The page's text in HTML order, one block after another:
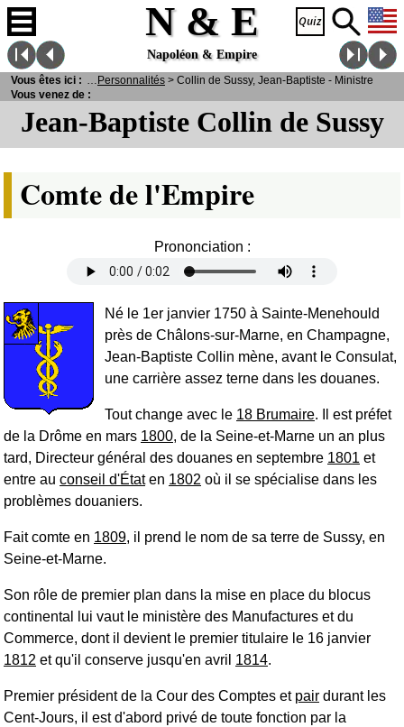
N & E
Napoléon & Empire
Jean-Baptiste Collin de Sussy
Comte de l'Empire
Prononciation :
Né le 1er janvier 1750 à Sainte-Menehould
près de Châlons-sur-Marne, en Champagne,
Jean-Baptiste Collin mène, avant le Consulat,
une carrière assez terne dans les douanes.
Tout change avec le 18 Brumaire. Il est préfet
de la Drôme en mars 1800, de la Seine-et-Marne un an plus
tard, Directeur général des douanes en septembre 1801 et
entre au conseil d'Étaten 1802 où il se spécialise dans les
problèmes douaniers.
Fait comte en 1809, il prend le nom de sa terre de Sussy, en
Seine-et-Marne.
Son rôle de premier plan dans la mise en place du blocus
continental lui vaut le ministère des Manufactures et du
Commerce, dont il devient le premier titulaire le 16 janvier
1812 et qu'il conserve jusqu'en avril 1814.
Premier président de la Cour des Comptes et pair durant les
Cent-Jours, il est d'abord privé de toute fonction par la
Vous êtes ici :
>Personnages Personnalités > Collin de Sussy, Jean-Baptiste - Ministre
Vous venez de :